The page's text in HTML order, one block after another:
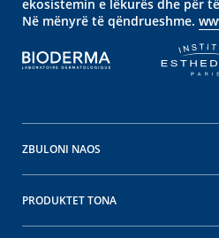
ekosistemin e lëkurës dhe për
Në mënyrë të qëndrueshme.
ZBULONI NAOS
PRODUKTET TONA